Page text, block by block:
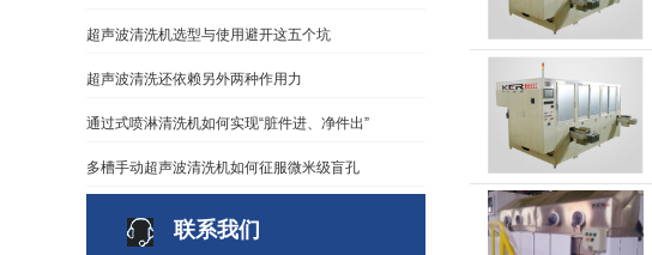
超声波清洗机选型与使用避开这五个坑
超声波清洗还依赖另外两种作用力
通过式喷淋清洗机如何实现“脏件进、净件出”
多槽手动超声波清洗机如何征服微米级盲孔
联系我们